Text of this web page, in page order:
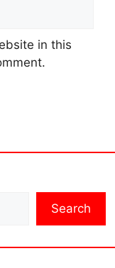
in this
Search